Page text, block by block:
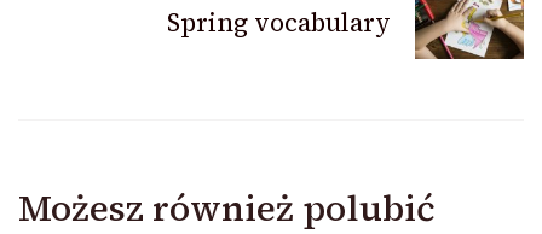
Spring vocabulary
Możesz również polubić